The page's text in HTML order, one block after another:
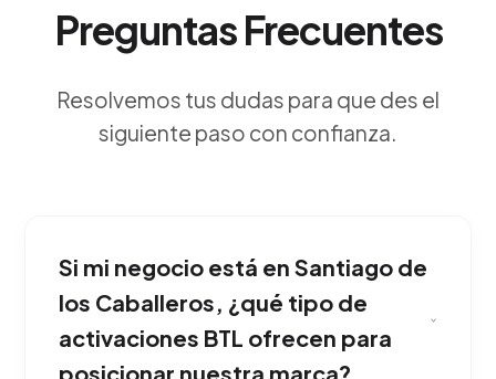
Preguntas Frecuentes
Resolvemos tus dudas para que des el
siguiente paso con confianza.
Si mi negocio está en Santiago de
los Caballeros, ¿qué tipo de
activaciones BTL ofrecen para
posicionar nuestra marca?